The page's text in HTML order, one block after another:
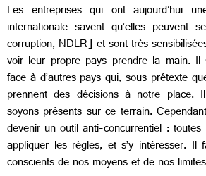
Les entreprises qui ont aujourd’hui
internationale savent qu’elles peuvent
corruption, NDLR] et sont très
voir leur propre pays prendre la main. Il
face à d’autres pays qui, sous prétexte
prennent des décisions à notre place.
soyons présents sur ce terrain.
devenir un outil anti-concurrentiel :
appliquer les règles, et s’y intéresser. Il
conscients de nos moyens et de nos